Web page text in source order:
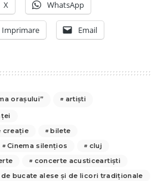
X WhatsApp
Imprimare Email
orașului”
artiști
creație
bilete
Cinema silențios
cluj
concerte acusticeartiști
bucate alese și de licori tradiționale